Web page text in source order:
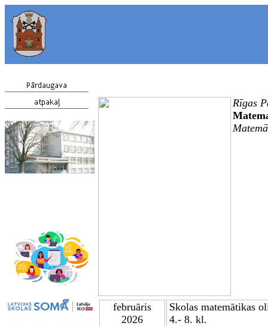
Rīgas
februāris
2026
Skolas matemātikas
4.- 8. kl.